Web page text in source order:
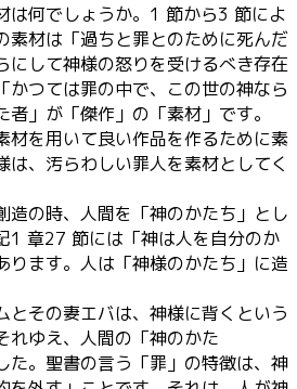
は何でしょうか。1 節から3 節によ
素材は「過ちと罪とのために死んだ
にして神様の怒りを受けるべき存在
かつては罪の中で、この世の神なら
」が「傑作」の「素材」です。
材を用いて良い作品を作るために素
は、汚らわしい罪人を素材としてく
造の時、人間を「神のかたち」とし
1 章27 節には「神は人を自分のか
ります。人は「神様のかたち」に造
とその妻エバは、神様に背くという
れゆえ、人間の「神のかた
た。聖書の言う「罪」の特徴は、神